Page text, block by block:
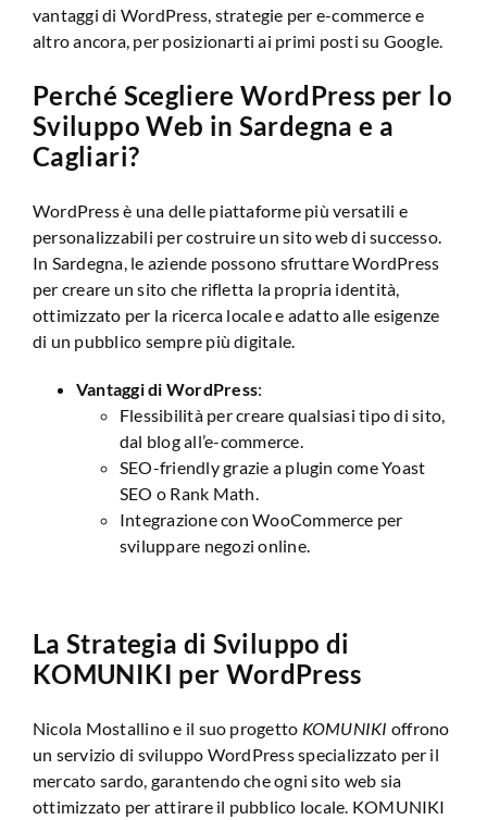
vantaggi di WordPress, strategie per e-commerce e
altro ancora, per posizionarti ai primi posti su Google.
Perché Scegliere WordPress per lo
Sviluppo Web in Sardegna e a
Cagliari?
WordPress è una delle piattaforme più versatili e
personalizzabili per costruire un sito web di successo.
In Sardegna, le aziende possono sfruttare WordPress
per creare un sito che rifletta la propria identità,
ottimizzato per la ricerca locale e adatto alle esigenze
di un pubblico sempre più digitale.
Vantaggi di WordPress:
Flessibilità per creare qualsiasi tipo di sito,
dal blog all’e-commerce.
SEO-friendly grazie a plugin come Yoast
SEO o Rank Math.
Integrazione con WooCommerce per
sviluppare negozi online.
La Strategia di Sviluppo di
KOMUNIKI per WordPress
Nicola Mostallino e il suo progetto KOMUNIKI offrono
un servizio di sviluppo WordPress specializzato per il
mercato sardo, garantendo che ogni sito web sia
ottimizzato per attirare il pubblico locale. KOMUNIKI